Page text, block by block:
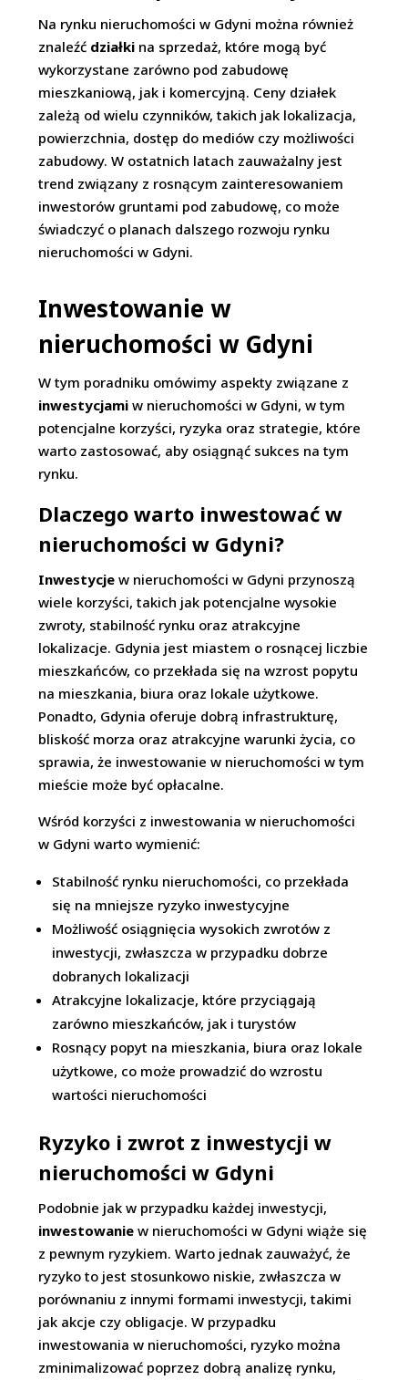
Na rynku nieruchomości w Gdyni można również
znaleźć działki na sprzedaż, które mogą być
wykorzystane zarówno pod zabudowę
mieszkaniową, jak i komercyjną. Ceny działek
zależą od wielu czynników, takich jak lokalizacja,
powierzchnia, dostęp do mediów czy możliwości
zabudowy. W ostatnich latach zauważalny jest
trend związany z rosnącym zainteresowaniem
inwestorów gruntami pod zabudowę, co może
świadczyć o planach dalszego rozwoju rynku
nieruchomości w Gdyni.
Inwestowanie w
nieruchomości w Gdyni
W tym poradniku omówimy aspekty związane z
inwestycjami w nieruchomości w Gdyni, w tym
potencjalne korzyści, ryzyka oraz strategie, które
warto zastosować, aby osiągnąć sukces na tym
rynku.
Dlaczego warto inwestować w
nieruchomości w Gdyni?
Inwestycje w nieruchomości w Gdyni przynoszą
wiele korzyści, takich jak potencjalne wysokie
zwroty, stabilność rynku oraz atrakcyjne
lokalizacje. Gdynia jest miastem o rosnącej liczbie
mieszkańców, co przekłada się na wzrost popytu
na mieszkania, biura oraz lokale użytkowe.
Ponadto, Gdynia oferuje dobrą infrastrukturę,
bliskość morza oraz atrakcyjne warunki życia, co
sprawia, że inwestowanie w nieruchomości w tym
mieście może być opłacalne.
Wśród korzyści z inwestowania w nieruchomości
w Gdyni warto wymienić:
Stabilność rynku nieruchomości, co przekłada
się na mniejsze ryzyko inwestycyjne
Możliwość osiągnięcia wysokich zwrotów z
inwestycji, zwłaszcza w przypadku dobrze
dobranych lokalizacji
Atrakcyjne lokalizacje, które przyciągają
zarówno mieszkańców, jak i turystów
Rosnący popyt na mieszkania, biura oraz lokale
użytkowe, co może prowadzić do wzrostu
wartości nieruchomości
Ryzyko i zwrot z inwestycji w
nieruchomości w Gdyni
Podobnie jak w przypadku każdej inwestycji,
inwestowanie w nieruchomości w Gdyni wiąże się
z pewnym ryzykiem. Warto jednak zauważyć, że
ryzyko to jest stosunkowo niskie, zwłaszcza w
porównaniu z innymi formami inwestycji, takimi
jak akcje czy obligacje. W przypadku
inwestowania w nieruchomości, ryzyko można
zminimalizować poprzez dobrą analizę rynku,